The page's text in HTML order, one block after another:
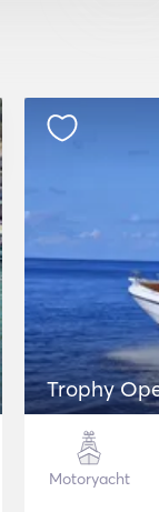
Trophy
Motoryacht